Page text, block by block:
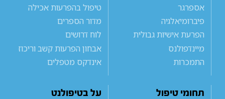
אספרגר
פיברומיאלגיה
הפרעת אישיות גבולית
מיינדפולנס
התמכרות
טיפול בהפרעות אכילה
מדור הספרים
לוח דרושים
אבחון הפרעות קשב וריכוז
אינדקס מטפלים
תחומי טיפול
על בטיפולנט